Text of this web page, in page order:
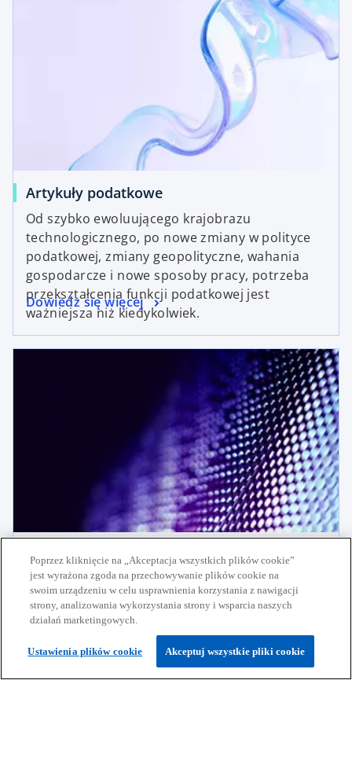
Artykuły podatkowe
Od szybko ewoluującego krajobrazu
technologicznego, po nowe zmiany w polityce
podatkowej, zmiany geopolityczne, wahania
gospodarcze i nowe sposoby pracy, potrzeba
przekształcenia funkcji podatkowej jest
ważniejsza niż kiedykolwiek.
Dowiedz się więcej
Doradztwo podatkowe
Kompleksowe wsparcie podatkowe dla firm – od
opracowania strategii po wdrożenie rozwiązań i
zapewnienie zgodności z przepisami.
Dowiedz się więcej
Poprzez kliknięcie na „Akceptacja wszystkich plików cookie”
jest wyrażona zgoda na przechowywanie plików cookie na
swoim urządzeniu w celu usprawnienia korzystania z nawigacji
strony, analizowania wykorzystania strony i wsparcia naszych
działań marketingowych.
Ustawienia plików cookie Akceptuj wszystkie pliki cookie